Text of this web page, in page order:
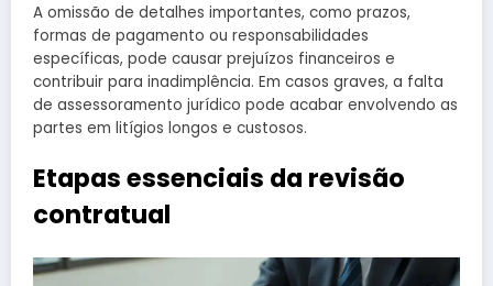
A omissão de detalhes importantes, como prazos,
formas de pagamento ou responsabilidades
específicas, pode causar prejuízos financeiros e
contribuir para inadimplência. Em casos graves, a falta
de assessoramento jurídico pode acabar envolvendo as
partes em litígios longos e custosos.
Etapas essenciais da revisão
contratual